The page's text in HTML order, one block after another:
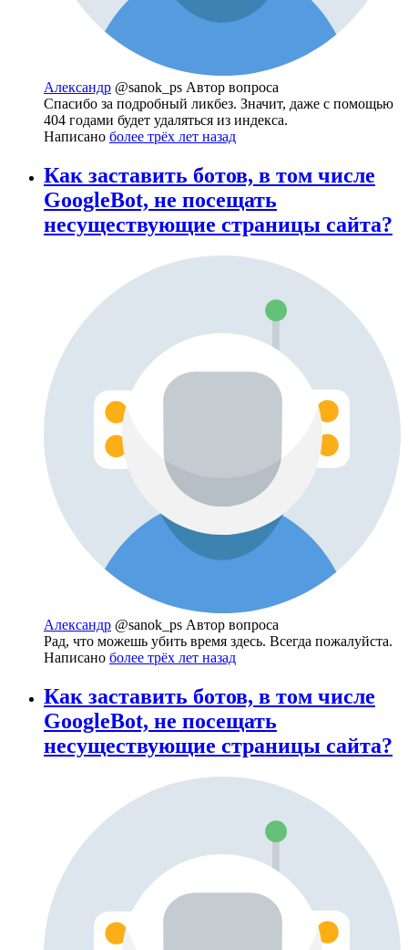
Александр @sanok_ps Автор вопроса
Спасибо за подробный ликбез. Значит, даже с помощью
404 годами будет удаляться из индекса.
Написано более трёх лет назад
Как заставить ботов, в том числе
GoogleBot, не посещать
несуществующие страницы сайта?
Александр @sanok_ps Автор вопроса
Рад, что можешь убить время здесь. Всегда пожалуйста.
Написано более трёх лет назад
Как заставить ботов, в том числе
GoogleBot, не посещать
несуществующие страницы сайта?